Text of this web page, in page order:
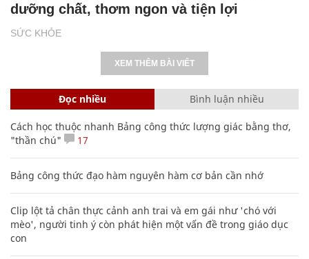
SỨC KHỎE
dưỡng chất, thơm ngon và tiện lợi
XEM THÊM BÀI VIẾT
Đọc nhiều Bình luận nhiều
Cách học thuộc nhanh Bảng công thức lượng giác bằng thơ,
"thần chú"
17
Bảng công thức đạo hàm nguyên hàm cơ bản cần nhớ
Clip lột tả chân thực cảnh anh trai và em gái như 'chó với
mèo', người tinh ý còn phát hiện một vấn đề trong giáo dục
con